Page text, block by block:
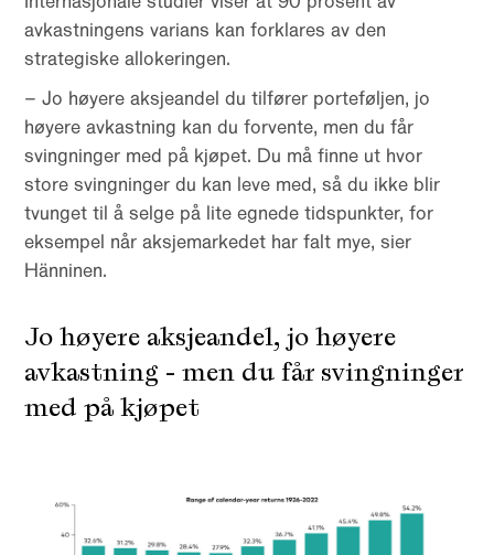
avkastningens varians kan forklares av den
strategiske allokeringen.
– Jo høyere aksjeandel du tilfører porteføljen, jo
høyere avkastning kan du forvente, men du får
svingninger med på kjøpet. Du må finne ut hvor
store svingninger du kan leve med, så du ikke blir
tvunget til å selge på lite egnede tidspunkter, for
eksempel når aksjemarkedet har falt mye, sier
Hänninen.
Jo høyere aksjeandel, jo høyere
avkastning - men du får svingninger
med på kjøpet